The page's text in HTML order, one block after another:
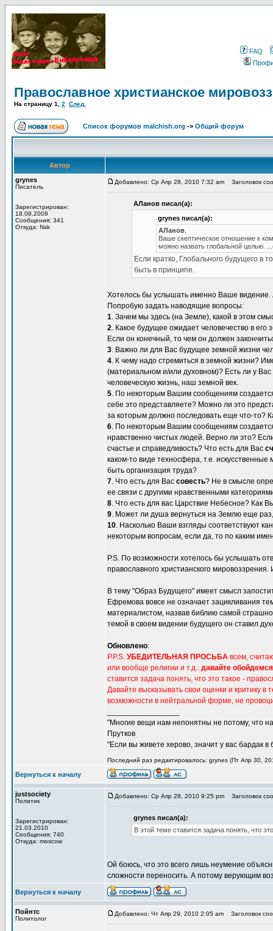
FAQ
Православное христианское
На страницу 1 2 След.
Список форумов malchish.org -> Общий форум
Автор
grynes
Писатель
Зарегистрирован:
18.08.2009
Сообщения: 341
Откуда: Nsk
Добавлено: Ср Апр 28, 2010 7:32 am Заголовок
АЛанов писал(а):
grynes писал(а):
АЛанов
Ваше скептическое отношение к
можно назвать глобальной целью.
Если кратко, Глобального будущего в
быть в принципе.
Хотелось бы услышать именно Ваше видение.
Попробую задать наводящие вопросы:
1. Зачем мы здесь (на Земле), какой в этом
2. Какое будущее ожидает человечество в
Если он конечный, то чем он должен
3. Важно ли для Вас будущее земной жизни
4. К чему надо стремиться в земной жизни?
(материальном и/или духовном)? Есть ли у
человеческую жизнь, наш земной век.
5. По некоторым Вашим сообщениям
себе это представляете? Можно ли это
за которым должно последовать еще что-то?
6. По некоторым Вашим сообщениям
нравственно чистых людей. Верно ли это?
счастье и справедливость? Что есть для Вас
каком-то виде техносфера, т.е.
быть организация труда?
7. Что есть для Вас совесть? Не в смысле
ее связи с другими нравственными
8. Что есть для вас Царствие Небесное? Как
9. Может ли душа вернуться на Землю еще
10. Насколько Ваши взгляды соответствуют
некоторым вопросам, если да, то по каким
P.S. По возможности хотелось бы услышать
православного христианского
В тему "Образ Будущего" имеет смысл
Ефремова вовсе не означает зацикливания
материалистом, назвав библию самой
темой в своем видении будущего он ставил
Обновлено:
P.P.S. УБЕДИТЕЛЬНАЯ ПРОСЬБА всем,
или вообще религии и т.д.: давайте
ставится задача понять, что это такое -
Давайте высказывать свои оценки и критику в
возможности в нейтральной форме, не
"Многие вещи нам непонятны не потому, что
Прутков
"Если вы живете херово, значит у вас бардак
Последний раз редактировалось: grynes (Пт Апр 30,
Вернуться к началу
justsociety
Политик
Зарегистрирован:
21.03.2010
Сообщения: 740
Откуда: moscow
Добавлено: Ср Апр 28, 2010 9:25 pm Заголовок
grynes писал(а):
В этой теме ставится задача понять, что
Ой боюсь, что это всего лишь неумение
сложности переносить. А потому верующим
Вернуться к началу
Пойнтс
Политолог
Добавлено: Чт Апр 29, 2010 2:05 am Заголовок